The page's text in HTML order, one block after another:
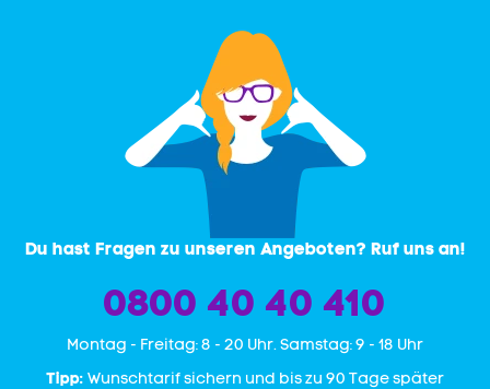
Du hast Fragen zu unseren Angeboten? Ruf uns an!
0800 40 40 410
Mon­tag - Freitag: 8 - 20 Uhr. Samstag: 9 - 18 Uhr
Tipp: Wunschtarif sichern und bis zu 90 Tage später